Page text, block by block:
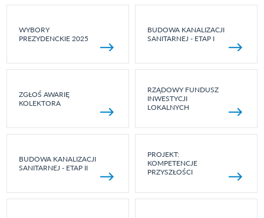
WYBORY
PREZYDENCKIE 2025
BUDOWA KANALIZACJI
SANITARNEJ - ETAP I
ZGŁOŚ AWARIĘ
KOLEKTORA
RZĄDOWY FUNDUSZ
INWESTYCJI
LOKALNYCH
BUDOWA KANALIZACJI
SANITARNEJ - ETAP II
PROJEKT:
KOMPETENCJE
PRZYSZŁOŚCI